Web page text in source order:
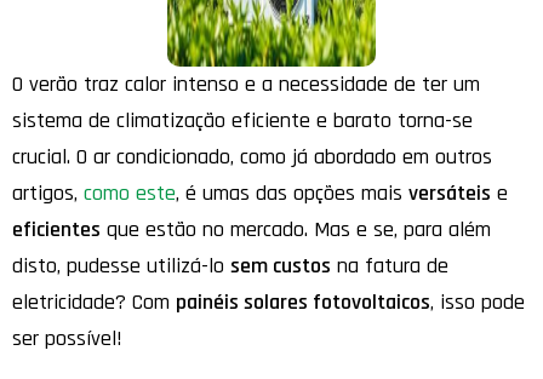
O verão traz calor intenso e a necessidade de ter um
sistema de climatização eficiente e barato torna-se
crucial. O ar condicionado, como já abordado em outros
artigos, como este, é umas das opções mais versáteis e
eficientes que estão no mercado. Mas e se, para além
disto, pudesse utilizá-lo sem custos na fatura de
eletricidade? Com painéis solares fotovoltaicos, isso pode
ser possível!